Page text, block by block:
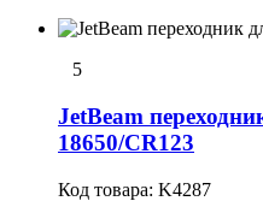
5
JetBeam
18650/CR123
Код товара: K4287